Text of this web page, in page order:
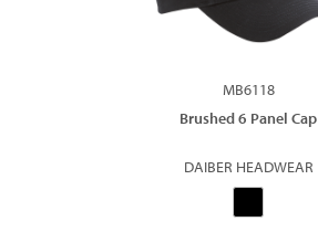
MB6118
Brushed 6 Panel Cap
DAIBER HEADWEAR